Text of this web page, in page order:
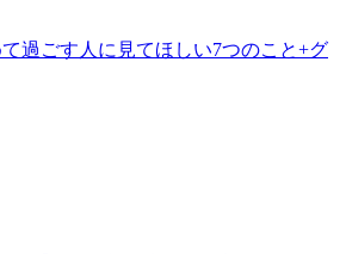
て過ごす人に見てほしい7つのこと+グ